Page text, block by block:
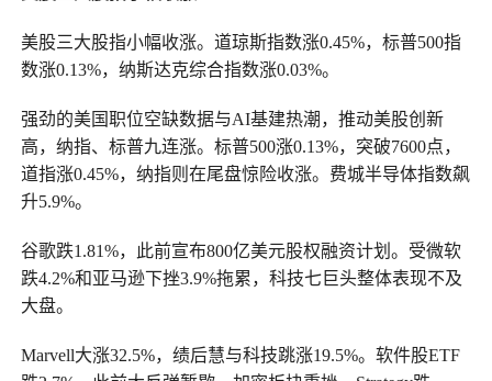
美股三大股指小幅收涨。道琼斯指数涨0.45%，标普500指
数涨0.13%，纳斯达克综合指数涨0.03%。
强劲的美国职位空缺数据与AI基建热潮，推动美股创新
高，纳指、标普九连涨。标普500涨0.13%，突破7600点，
道指涨0.45%，纳指则在尾盘惊险收涨。费城半导体指数飙
升5.9%。
谷歌跌1.81%，此前宣布800亿美元股权融资计划。受微软
跌4.2%和亚马逊下挫3.9%拖累，科技七巨头整体表现不及
大盘。
Marvell大涨32.5%，绩后慧与科技跳涨19.5%。软件股ETF